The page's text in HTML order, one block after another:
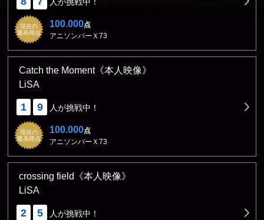
現在の
最高得点
100.000点
アニソンバーＸ73
Catch the Moment《本人映像》
LiSA
1 9 人が挑戦中！
現在の
最高得点
100.000点
アニソンバーＸ73
crossing field《本人映像》
LiSA
2 5 人が挑戦中！